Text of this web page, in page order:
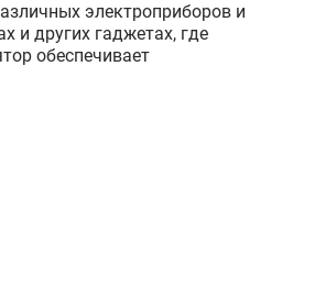
электроприборов и
и других гаджетах, где
обеспечивает